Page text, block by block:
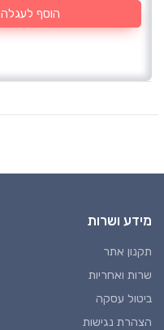
הוסף לעגלה
מידע ושרות
תקנון אתר
שרות ואחריות
ביטול עסקה
הצהרת נגישות